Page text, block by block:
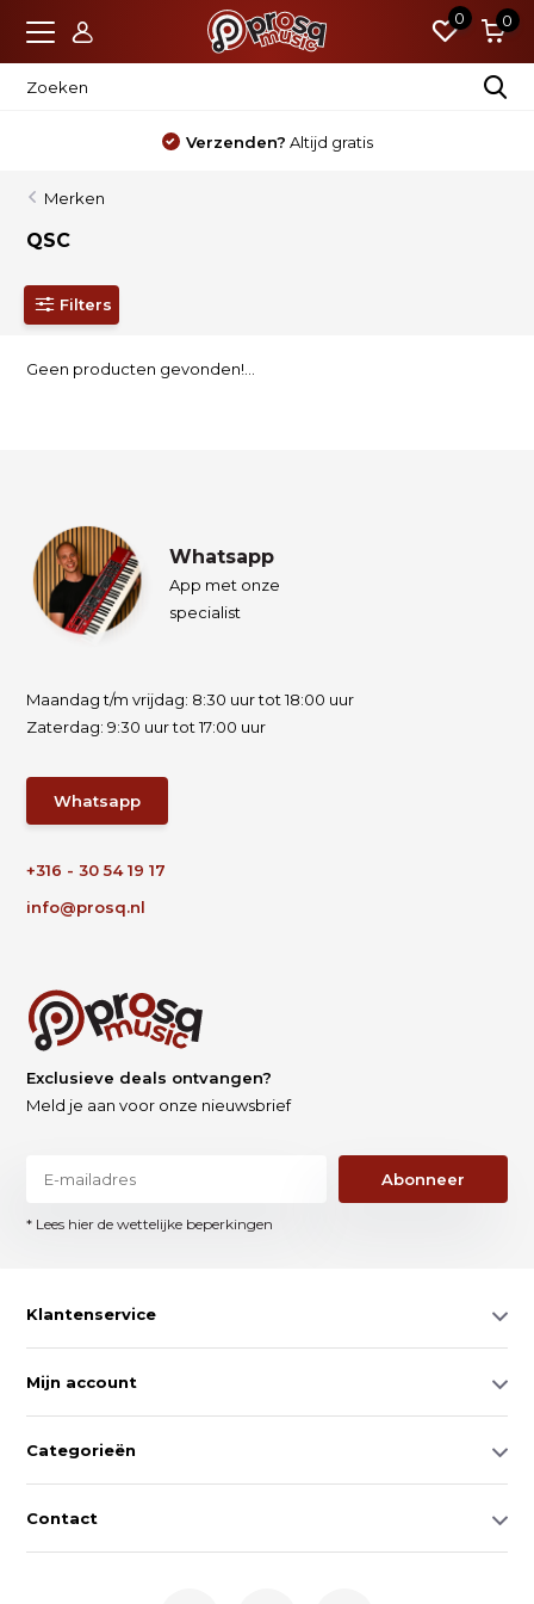
0 0
Verzenden? Altijd gratis
Merken
QSC
Filters
Geen producten gevonden!...
Whatsapp
App met onze
specialist
Maandag t/m vrijdag: 8:30 uur tot 18:00 uur
Zaterdag: 9:30 uur tot 17:00 uur
Whatsapp
+316 - 30 54 19 17
info@prosq.nl
Exclusieve deals ontvangen?
Meld je aan voor onze nieuwsbrief
Abonneer
* Lees hier de wettelijke beperkingen
Klantenservice
Mijn account
Categorieën
Contact